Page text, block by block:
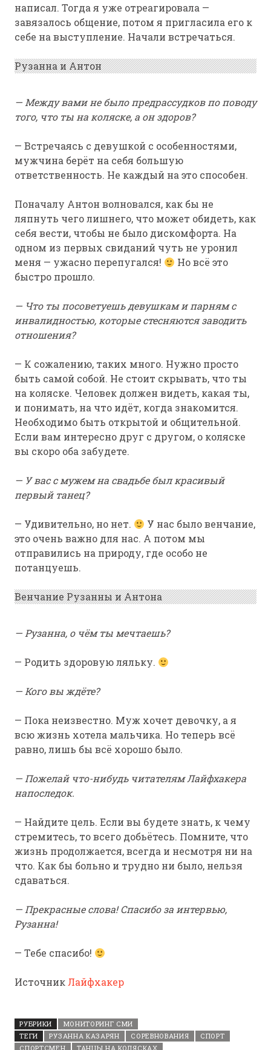
написал. Тогда я уже отреагировала —
завязалось общение, потом я пригласила его к
себе на выступление. Начали встречаться.
Рузанна и Антон
— Между вами не было предрассудков по поводу
того, что ты на коляске, а он здоров?
— Встречаясь с девушкой с особенностями,
мужчина берёт на себя большую
ответственность. Не каждый на это способен.
Поначалу Антон волновался, как бы не
ляпнуть чего лишнего, что может обидеть, как
себя вести, чтобы не было дискомфорта. На
одном из первых свиданий чуть не уронил
меня — ужасно перепугался!
Но всё это
быстро прошло.
— Что ты посоветуешь девушкам и парням с
инвалидностью, которые стесняются заводить
отношения?
— К сожалению, таких много. Нужно просто
быть самой собой. Не стоит скрывать, что ты
на коляске. Человек должен видеть, какая ты,
и понимать, на что идёт, когда знакомится.
Необходимо быть открытой и общительной.
Если вам интересно друг с другом, о коляске
вы скоро оба забудете.
— У вас с мужем на свадьбе был красивый
первый танец?
— Удивительно, но нет.
У нас было венчание,
это очень важно для нас. А потом мы
отправились на природу, где особо не
потанцуешь.
Венчание Рузанны и Антона
— Рузанна, о чём ты мечтаешь?
— Родить здоровую ляльку.
— Кого вы ждёте?
— Пока неизвестно. Муж хочет девочку, а я
всю жизнь хотела мальчика. Но теперь всё
равно, лишь бы всё хорошо было.
— Пожелай что-нибудь читателям Лайфхакера
напоследок.
— Найдите цель. Если вы будете знать, к чему
стремитесь, то всего добьётесь. Помните, что
жизнь продолжается, всегда и несмотря ни на
что. Как бы больно и трудно ни было, нельзя
сдаваться.
— Прекрасные слова! Спасибо за интервью,
Рузанна!
— Тебе спасибо!
Источник Лайфхакер
РУБРИКИ
МОНИТОРИНГ СМИ
ТЕГИ
РУЗАННА КАЗАРЯН СОРЕВНОВАНИЯ
СПОРТ
СПОРТСМЕН
ТАНЦЫ НА КОЛЯСКАХ